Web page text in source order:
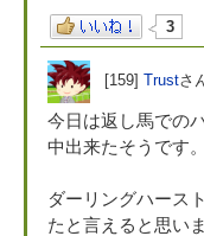
3
[159] Trustさ
今日は返し馬での
中出来たそうです
ダーリングハース
たと言えると思いま